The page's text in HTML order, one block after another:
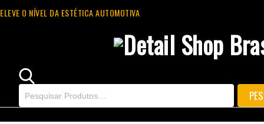
ELEVE O NÍVEL DA ESTÉTICA AUTOMOTIVA